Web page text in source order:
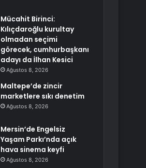
Mücahit Birinci:
Kılıçdaroğlu kurultay
olmadan seçimi
görecek, cumhurbaşkanı
adayı da İlhan Kesici
Ağustos 8, 2026
Maltepe’de zincir
marketlere sıkı denetim
Ağustos 8, 2026
Mersin’de Engelsiz
Yaşam Parkı’nda açık
hava sinema keyfi
Ağustos 8, 2026